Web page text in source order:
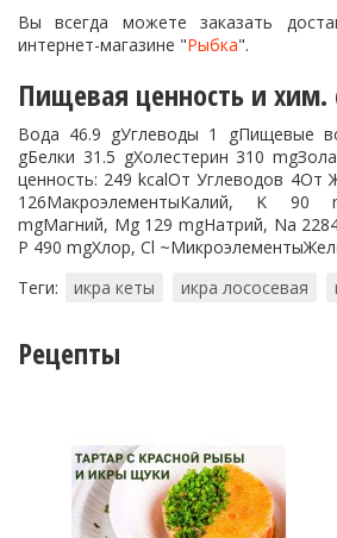
Вы всегда можете заказать
интернет-магазине "Рыбка".
Пищевая ценность и хим.
Вода 46.9 gУглеводы 1 gПищевые
gБелки 31.5 gХолестерин 310
ценность: 249 kcalОт Углеводов 4От
126МакроэлементыКалий, K 90
mgМагний, Mg 129 mgНатрий, Na
P 490 mgХлор, Cl
Теги:
икра кеты икра лососевая
Рецепты